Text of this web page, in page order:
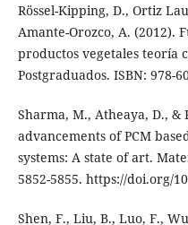
Rössel-Kipping, D., Ortiz
Amante-Orozco, A. (2012).
productos vegetales teoría
Postgraduados. ISBN: 978-
Sharma, M., Atheaya, D., &
advancements of PCM
systems: A state of art.
5852-5855. https://doi.org/
Shen, F., Liu, B., Luo, F.,